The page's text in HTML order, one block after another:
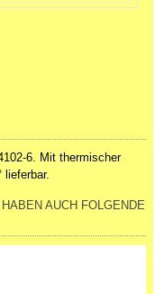
6. Mit thermischer
lieferbar.
AUCH FOLGENDE